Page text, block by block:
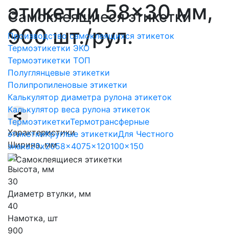
Самоклеящиеся этикетки
Производство самоклеящихся этикеток
Термоэтикетки ЭКО
Термоэтикетки ТОП
Полуглянцевые этикетки
Полипропиленовые этикетки
Калькулятор диаметра рулона этикеток
Калькулятор веса рулона этикеток
ТермоэтикеткиТермотрансферные
этикеткиКруглые этикеткиДля Честного
знака20x2058x4075x120100x150
этикетки 58×30 мм,
900 шт./рул.
Характеристики
Ширина, мм
58
Высота, мм
30
Диаметр втулки, мм
40
Намотка, шт
900